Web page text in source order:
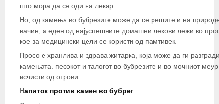
што мора да се оди на лекар.
Но, од камења во бубрезите може да се решите и на
начин, а еден од најуспешните домашни лекови лежи во
кое за медицински цели се користи од памтивек.
Просо е хранлива и здрава житарка, која може да ги разгради
камењата, песокот и талогот во бубрезите и во мочниот
исчисти од отрови.
Напиток против камен во бубрег